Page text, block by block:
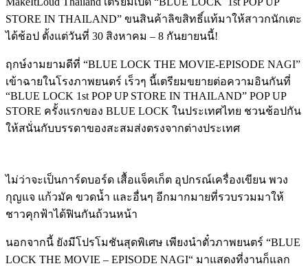
STORE IN THAILAND” ขนสินค้าลิขสิทธิ์แท้มาให้สาวกนักเตะ
ได้ช้อป ตั้งแต่วันที่ 30 สิงหาคม – 8 กันยายนนี้!
ฤกษ์งามยามดีที่ “BLUE LOCK THE MOVIE-EPISODE NAGI”
เข้าฉายในโรงภาพยนตร์ เร็วๆ นี้เตรียมขยายต่อความอินกันที่
“BLUE LOCK 1st POP UP STORE IN THAILAND” POP UP
STORE ครั้งแรกของ BLUE LOCK ในประเทศไทย ชวนช้อปกัน
ให้สนั่นกับบรรดาของสะสมส่งตรงจากต่างประเทศ
ไม่ว่าจะเป็นการ์ดบอร์ด เสื้อแจ็คเก็ต อุปกรณ์เครื่องเขียน พวง
กุญแจ แก้วมัค ขวดน้ำ และอื่นๆ อีกมากมายที่รวบรวมมาให้
ชาวคุกฟ้าได้ฟินกันถ้วนหน้า
นอกจากนี้ ยังมีโปรโมชันสุดพิเศษ เพียงนำตั๋วภาพยนตร์ “BLUE
LOCK THE MOVIE – EPISODE NAGI“ มาแสดงที่งานก็แลก